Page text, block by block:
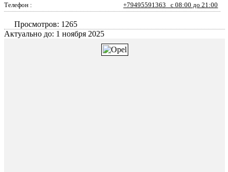
Телефон : +79495591363 с 08:00 до 21:00
Просмотров: 1265
Актуально до: 1 ноября 2025